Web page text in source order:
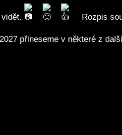
Rozpis
přineseme v některé z